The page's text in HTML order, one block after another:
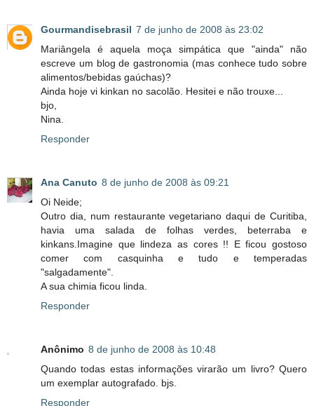
Gourmandisebrasil 7 de junho de 2008 às 23:02
Mariângela é aquela moça simpática que "ainda" não
escreve um blog de gastronomia (mas conhece tudo sobre
alimentos/bebidas gaúchas)?
Ainda hoje vi kinkan no sacolão. Hesitei e não trouxe...
bjo,
Nina.
Responder
Ana Canuto 8 de junho de 2008 às 09:21
Oi Neide;
Outro dia, num restaurante vegetariano daqui de Curitiba,
havia uma salada de folhas verdes, beterraba e
kinkans.Imagine que lindeza as cores !! E ficou gostoso
comer com casquinha e tudo e temperadas
"salgadamente".
A sua chimia ficou linda.
Responder
Anônimo 8 de junho de 2008 às 10:48
Quando todas estas informações virarão um livro? Quero
um exemplar autografado. bjs.
Responder